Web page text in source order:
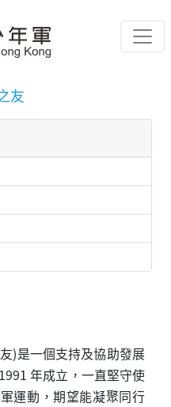
友
)是一個支持及協助發展
年成立，一直堅守使
運動，期望能凝聚同行